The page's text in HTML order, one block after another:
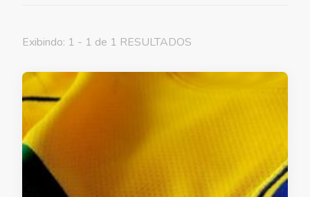
Exibindo: 1 - 1 de 1 RESULTADOS